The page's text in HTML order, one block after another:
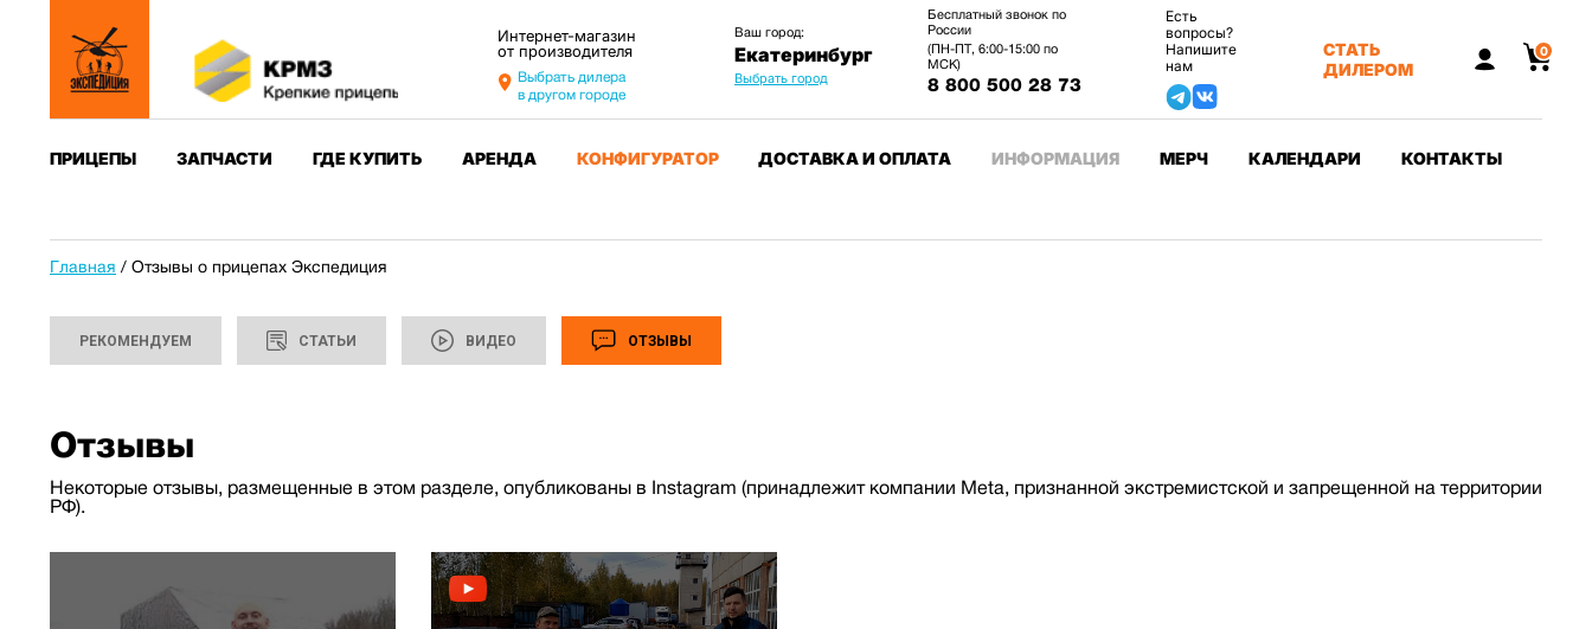
Интернет-магазин
от производителя
Выбрать дилера
в другом городе
Ваш город:
Екатеринбург
Выбрать город
Бесплатный звонок по
России
(ПН-ПТ, 6:00-15:00 по
МСК)
8 800 500 28 73
Есть
вопросы?
Напишите
нам
СТАТЬ
ДИЛЕРОМ
0
ПРИЦЕПЫ ЗАПЧАСТИ ГДЕ КУПИТЬ АРЕНДА КОНФИГУРАТОР ДОСТАВКА И ОПЛАТА ИНФОРМАЦИЯ МЕРЧ КАЛЕНДАРИ КОНТАКТЫ
Главная / Отзывы о прицепах Экспедиция
РЕКОМЕНДУЕМ СТАТЬИ ВИДЕО ОТЗЫВЫ
Отзывы
Некоторые отзывы, размещенные в этом разделе, опубликованы в Instagram (принадлежит компании Meta, признанной экстремистской и запрещенной на территории
РФ).